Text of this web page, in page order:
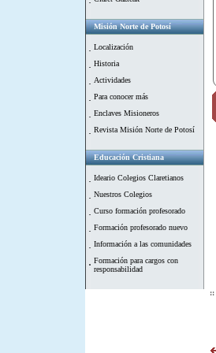
Misión Norte de Potosí
Localización
Historia
Actividades
Para conocer más
Enclaves Misioneros
Revista Misión Norte de Potosí
Educación Cristiana
Ideario Colegios Claretianos
Nuestros Colegios
Curso formación profesorado
Formación profesorado nuevo
Información a las comunidades
Formación para cargos con
responsabilidad
::